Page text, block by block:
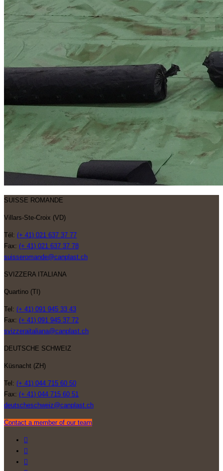
SUISSE ROMANDE
Villars-Ste-Croix (VD)
Tél: (+ 41) 021 637 37 77
Fax: (+ 41) 021 637 37 78
suisseromande@canplast.ch
SVIZZERA ITALIANA
Quartino (TI)
Tel: (+ 41) 091 945 33 43
Fax: (+ 41) 091 945 37 72
svizzeraitaliana@canplast.ch
DEUTSCHE SCHWEIZ
Küsnacht (ZH)
Tel: (+ 41) 044 715 60 50
Fax: (+ 41) 044 715 60 51
deutscheschweiz@canplast.ch
Contact a member of our team